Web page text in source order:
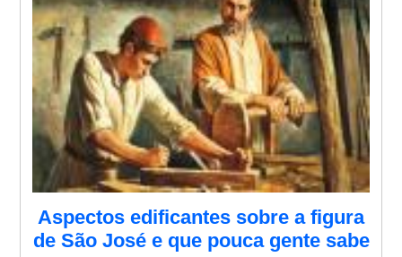
Aspectos edificantes sobre a figura
de São José e que pouca gente sabe